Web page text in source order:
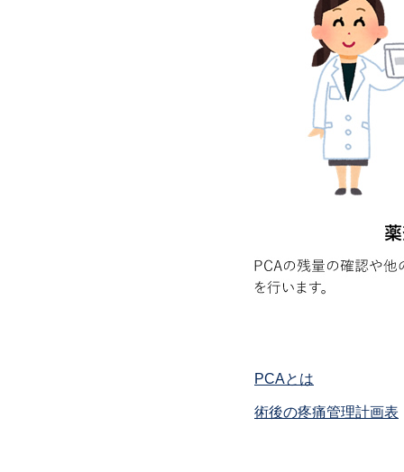
PCAとは
術後の疼痛管理計画表